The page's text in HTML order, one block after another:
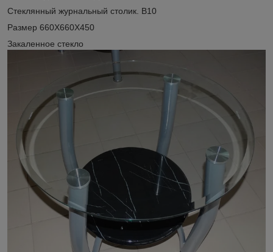
Стеклянный журнальный столик. B10
Размер 660Х660Х450
Закаленное стекло